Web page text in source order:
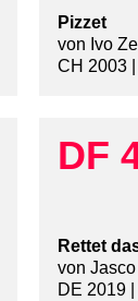
Pizzet
von Ivo
CH 2003
DF
Rettet
von
DE 2019